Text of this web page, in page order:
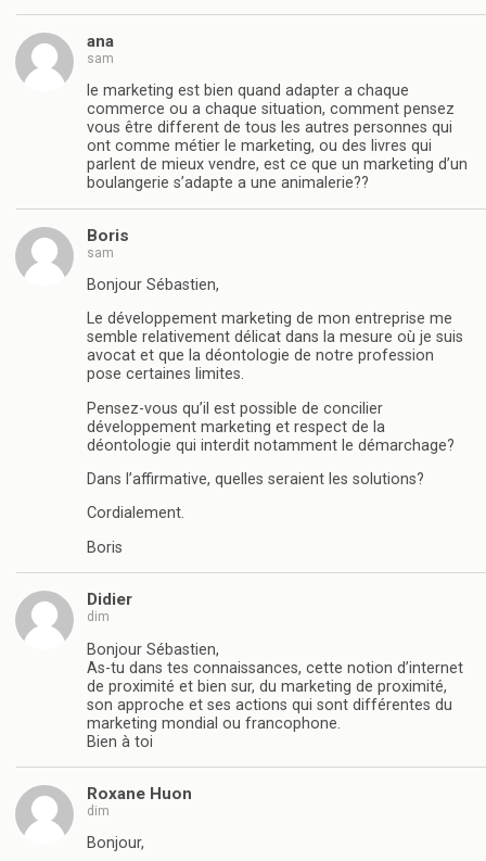
ana
sam
le marketing est bien quand adapter a chaque
commerce ou a chaque situation, comment pensez
vous être different de tous les autres personnes qui
ont comme métier le marketing, ou des livres qui
parlent de mieux vendre, est ce que un marketing d’un
boulangerie s’adapte a une animalerie??
Boris
sam
Bonjour Sébastien,
Le développement marketing de mon entreprise me
semble relativement délicat dans la mesure où je suis
avocat et que la déontologie de notre profession
pose certaines limites.
Pensez-vous qu’il est possible de concilier
développement marketing et respect de la
déontologie qui interdit notamment le démarchage?
Dans l’affirmative, quelles seraient les solutions?
Cordialement.
Boris
Didier
dim
Bonjour Sébastien,
As-tu dans tes connaissances, cette notion d’internet
de proximité et bien sur, du marketing de proximité,
son approche et ses actions qui sont différentes du
marketing mondial ou francophone.
Bien à toi
Roxane Huon
dim
Bonjour,